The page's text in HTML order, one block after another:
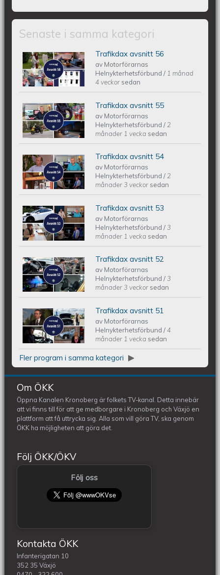
Senaste i samma kategori
Trafikdax - Avsnitt 56
Trafikdax avsnitt 56
av Motorförarnas
Helnykterhetsförbund/ 1 månad
4 veckor sedan
Trafikdax - Avsnitt 55
Trafikdax avsnitt 55
av Motorförarnas
Helnykterhetsförbund/ 2
månader 1 vecka sedan
Trafikdax avsnitt 54
Trafikdax avsnitt 54
av Motorförarnas
Helnykterhetsförbund/ 2
månader 3 veckor sedan
Trafikdax - Avsnitt 53
Trafikdax avsnitt 53
av Motorförarnas
Helnykterhetsförbund/3
månader 1 vecka sedan
Trafikdax - Avsnitt 52
Trafikdax avsnitt 52
av Motorförarnas
Helnykterhetsförbund/3
månader 3 veckor sedan
Trafikdax - Avsnitt 51
Trafikdax avsnitt 51
av Motorförarnas
Helnykterhetsförbund/4
månader 1 vecka sedan
Fler program i samma kategori
Om ÖKK
Öppna Kanalen Kronoberg är folkets TV-kanal. Detta innebär
att vi finns till för att ge medborgare i Kronoberg och Växjö en
plattform att få uttrycka sig. Alla som vill göra TV, ska genom
ÖKK ha möjligheten att göra det.
Följ ÖKK/ÖKV
Följ oss
Kontakta ÖKK
Infanterigatan 10
352 35 Växjö